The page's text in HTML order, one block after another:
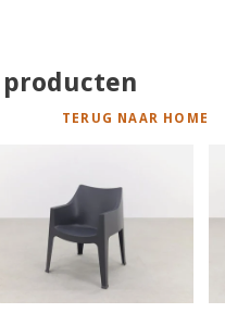
TERUG NAAR HOME